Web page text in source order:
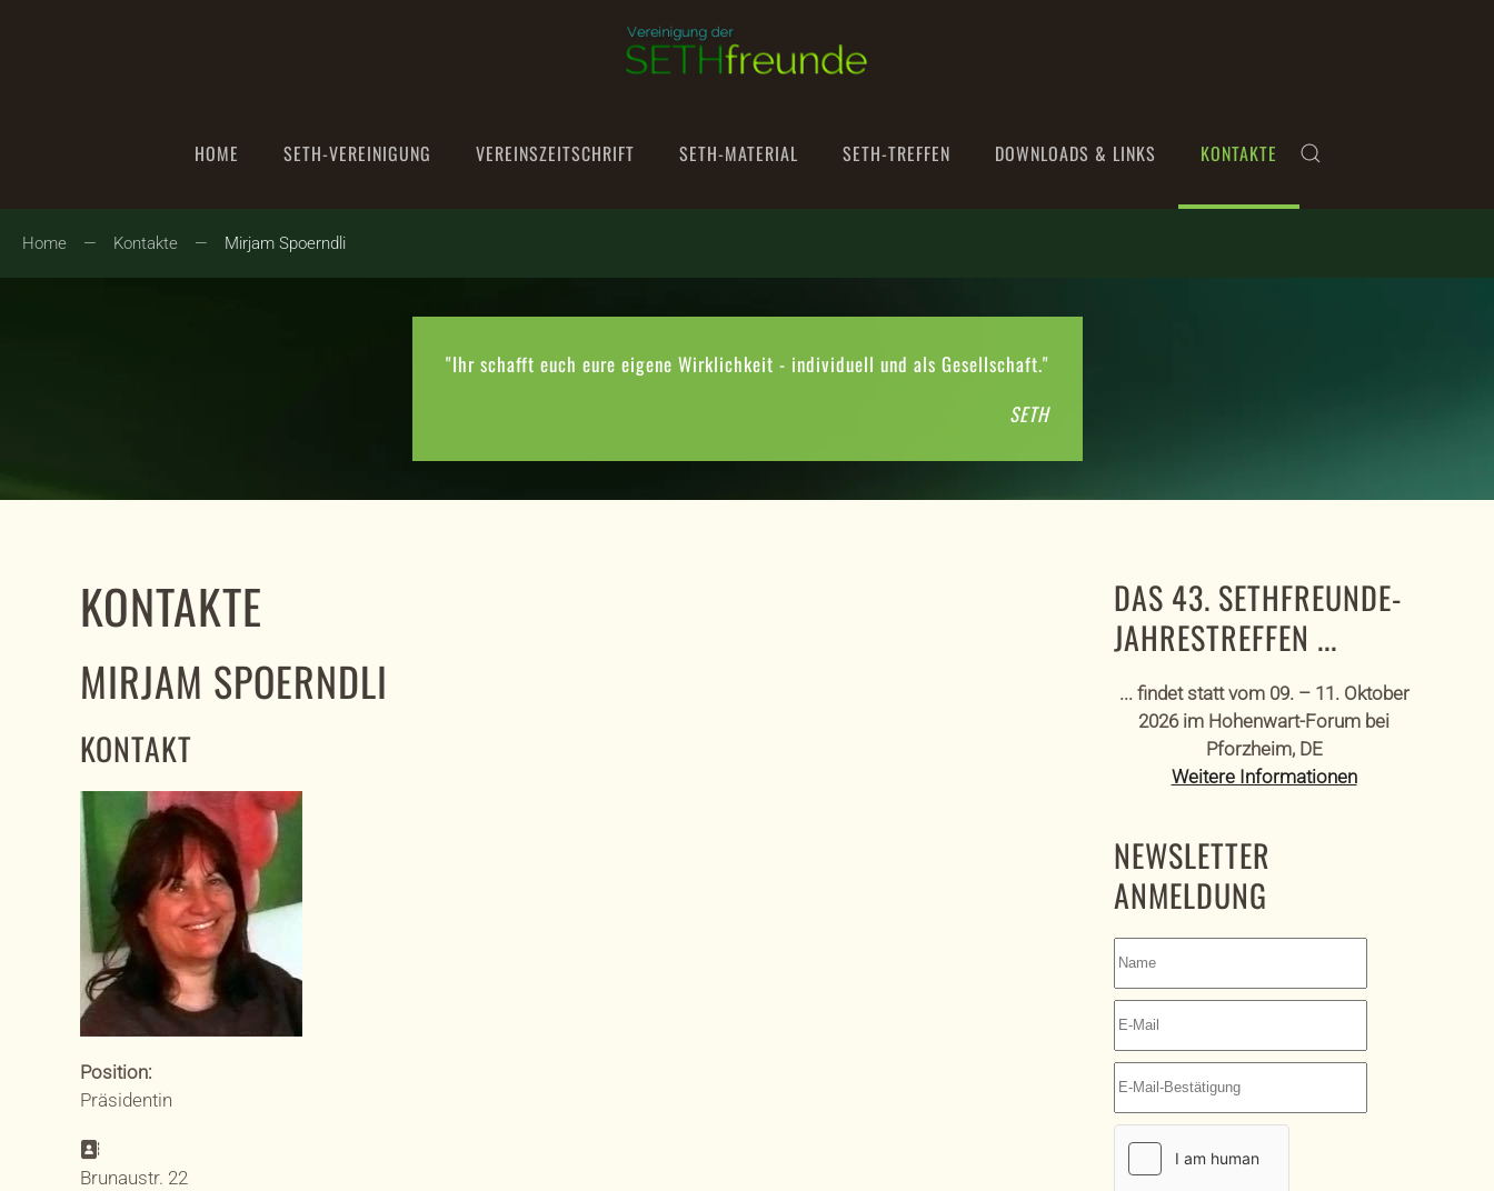
HOME SETH-VEREINIGUNG VEREINSZEITSCHRIFT SETH-MATERIAL SETH-TREFFEN DOWNLOADS & LINKS KONTAKTE
Home Kontakte Mirjam Spoerndli
"Ihr schafft euch eure eigene Wirklichkeit - individuell und als Gesellschaft."
SETH
KONTAKTE
MIRJAM SPOERNDLI
KONTAKT
Position:
Präsidentin
Adresse:
Brunaustr. 22
DAS 43. SETHFREUNDE-
JAHRESTREFFEN ...
... findet statt vom 09. – 11. Oktober
2026 im Hohenwart-Forum bei
Pforzheim, DE
Weitere Informationen
NEWSLETTER
ANMELDUNG